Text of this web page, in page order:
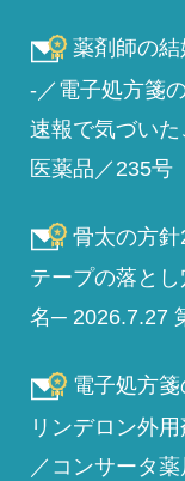
薬剤師の
-／電子処方箋
速報で気づい
医薬品／235号
骨太の方
テープの落と
名─ 2026.7.27
電子処方
リンデロン外
／コンサータ